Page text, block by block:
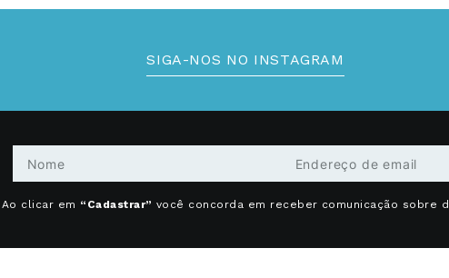
SIGA-NOS NO INSTAGRAM
Ao clicar em “Cadastrar” você concorda em receber comunicação sobre